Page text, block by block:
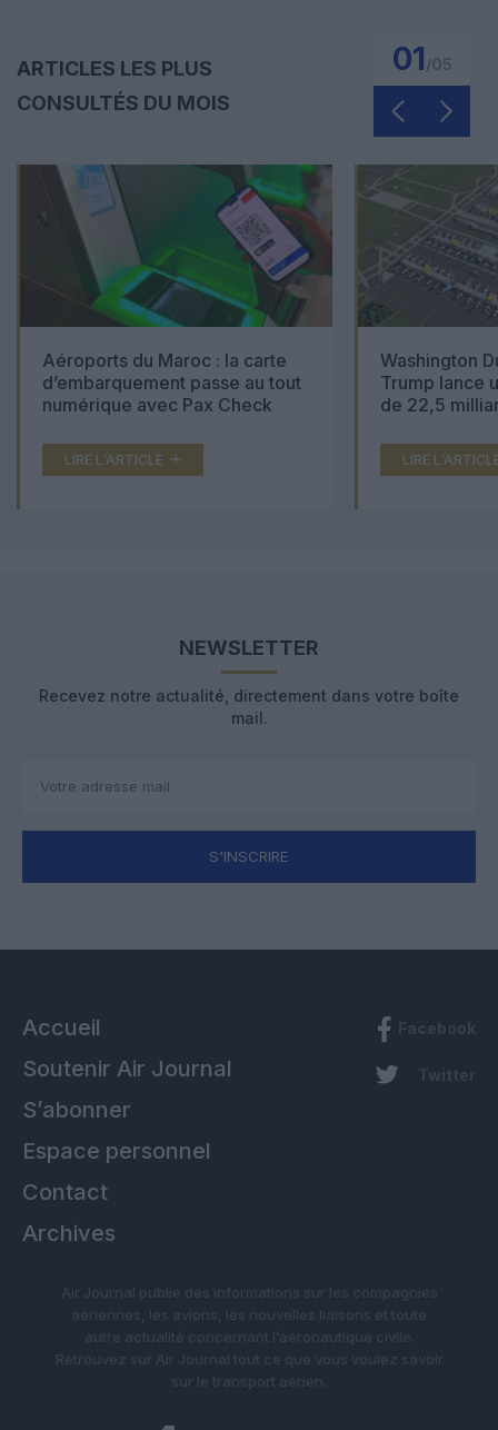
ARTICLES LES PLUS
CONSULTÉS DU MOIS
01
Aéroports du Maroc : la carte
d’embarquement passe au tout
numérique avec Pax Check
LIRE L'ARTICLE
Washington
Trump lance
de 22,5
LIRE
NEWSLETTER
Recevez notre actualité, directement dans votre boîte
mail.
S'INSCRIRE
Accueil
Soutenir Air Journal
S’abonner
Espace personnel
Contact
Archives